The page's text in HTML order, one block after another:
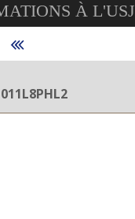
À L'USJ
011L8PHL2